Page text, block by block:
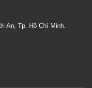
An, Tp. Hồ Chí Minh.